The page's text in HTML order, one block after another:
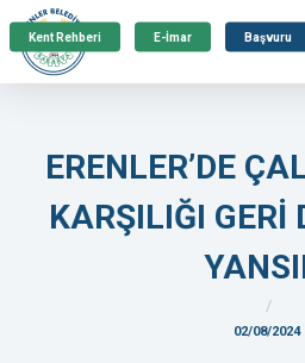
Kent Rehberi E-İmar Başvuru
ERENLER’DE
KARŞILIĞI GERİ
02/08/2024